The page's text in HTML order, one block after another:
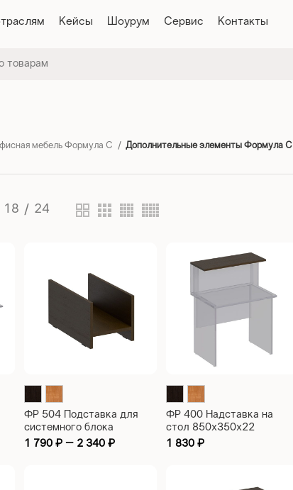
Кейсы Шоурум Сервис Контакты
мебель Формула С Дополнительные элементы Формула С
18 24
ФР 504 Подставка для
системного блока
(аксессуар) 250x450x230
1 790₽ – 2 340₽
ФР 400 Надставка на
стол 850х350х22
1 830 ₽